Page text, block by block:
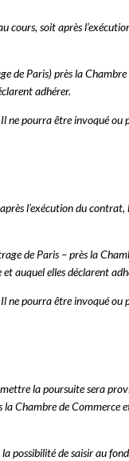
cours, soit après
de Paris) près la
adhérer.
pourra être invoqué
l’exécution du
de Paris – près la
auquel elles déclarent
pourra être invoqué
la poursuite sera
Chambre de Commerce
possibilité de saisir au